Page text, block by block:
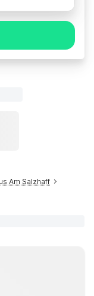
Am Salzhaff